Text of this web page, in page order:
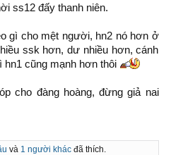
ss12 đấy thanh niên.
gì cho mệt người, hn2 nó hơn ở
ssk hơn, dư nhiều hơn, cánh
hn1 cũng mạnh hơn thôi
cho đàng hoàng, đừng giả nai
và 1 người khácđã thích.